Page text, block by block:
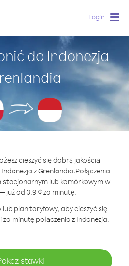
Login
do Indonezja
cieszyć się dobrą jakością
z Grenlandia.Połączenia
stacjonarnym lub komórkowym w
już od 3.9 ¢ za minutę.
plan taryfowy, aby cieszyć się
minutę połączenia z Indonezja.
stawki